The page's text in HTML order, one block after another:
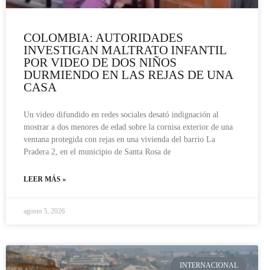
COLOMBIA: AUTORIDADES
INVESTIGAN MALTRATO INFANTIL
POR VIDEO DE DOS NIÑOS
DURMIENDO EN LAS REJAS DE UNA
CASA
Un video difundido en redes sociales desató indignación al
mostrar a dos menores de edad sobre la cornisa exterior de una
ventana protegida con rejas en una vivienda del barrio La
Pradera 2, en el municipio de Santa Rosa de
LEER MÁS »
agosto 5, 2026
INTERNACIONAL